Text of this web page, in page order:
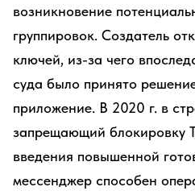
возникновение
группировок. Создатель
ключей, из-за чего
суда было принято
приложение. В 2020 г. в
запрещающий блокировку
введения повышенной
мессенджер способен